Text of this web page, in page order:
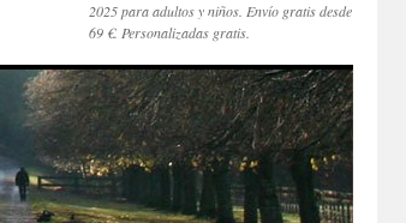
2025 para adultos y niños. Envío gratis desde
69 €. Personalizadas gratis.